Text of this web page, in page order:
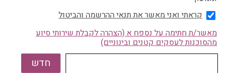
קראתי ואני מאשר את תנאי ההרשמה והביטול
מאשר/ת חתימה על נספח א (הצהרה לקבלת שירותי סיוע
מהסוכנות לעסקים קטנים ובינוניים)